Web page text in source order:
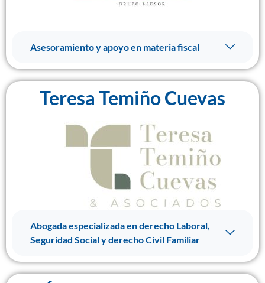
Asesoramiento y apoyo en materia fiscal
Teresa Temiño Cuevas
Abogada especializada en derecho Laboral,
Seguridad Social y derecho Civil Familiar